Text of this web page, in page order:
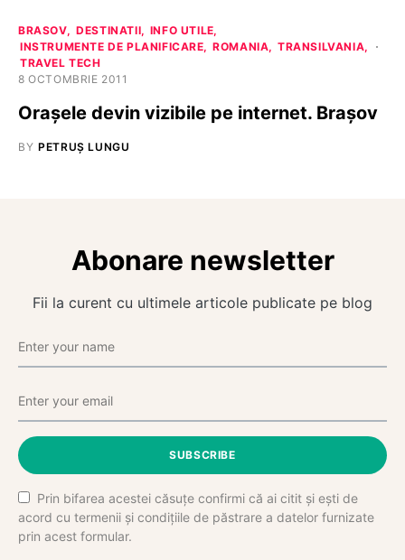
BRASOV DESTINATII
INFO UTILE
INSTRUMENTE DE PLANIFICARE
ROMANIA
TRANSILVANIA
TRAVEL TECH
8 OCTOMBRIE 2011
Oraşele devin vizibile pe internet. Braşov
BY PETRUȘ LUNGU
Abonare newsletter
Fii la curent cu ultimele articole publicate pe blog
SUBSCRIBE
Prin bifarea acestei căsuțe confirmi că ai citit și ești de
acord cu termenii și condițiile de păstrare a datelor furnizate
prin acest formular.